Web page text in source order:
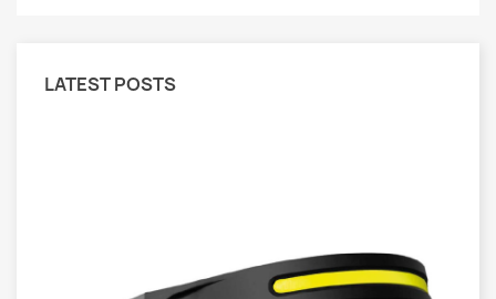
LATEST POSTS